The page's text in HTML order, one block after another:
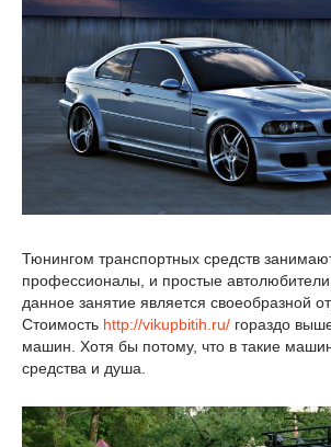
Тюнингом транспортных средств
профессионалы, и простые
данное занятие является своеобразной
Стоимость http://vikupbitih.ru/ гораздо
машин. Хотя бы потому, что в такие
средства и душа.